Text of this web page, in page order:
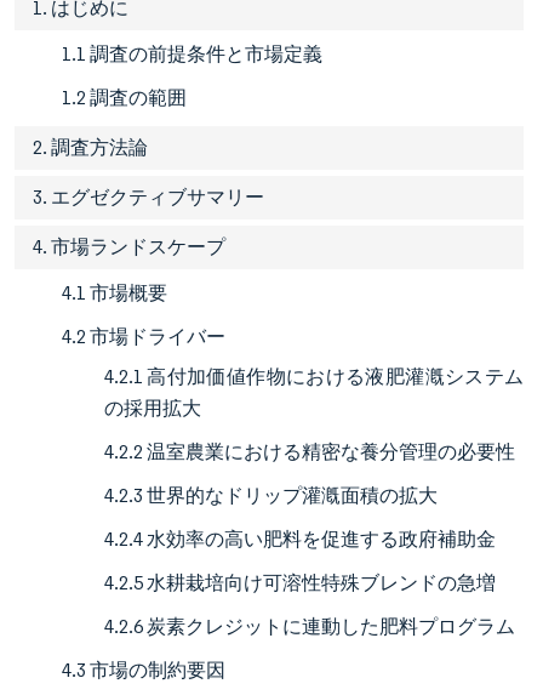
1. はじめに
1.1 調査の前提条件と市場定義
1.2 調査の範囲
2. 調査方法論
3. エグゼクティブサマリー
4. 市場ランドスケープ
4.1 市場概要
4.2 市場ドライバー
4.2.1 高付加価値作物における液肥灌漑システム
の採用拡大
4.2.2 温室農業における精密な養分管理の必要性
4.2.3 世界的なドリップ灌漑面積の拡大
4.2.4 水効率の高い肥料を促進する政府補助金
4.2.5 水耕栽培向け可溶性特殊ブレンドの急増
4.2.6 炭素クレジットに連動した肥料プログラム
4.3 市場の制約要因